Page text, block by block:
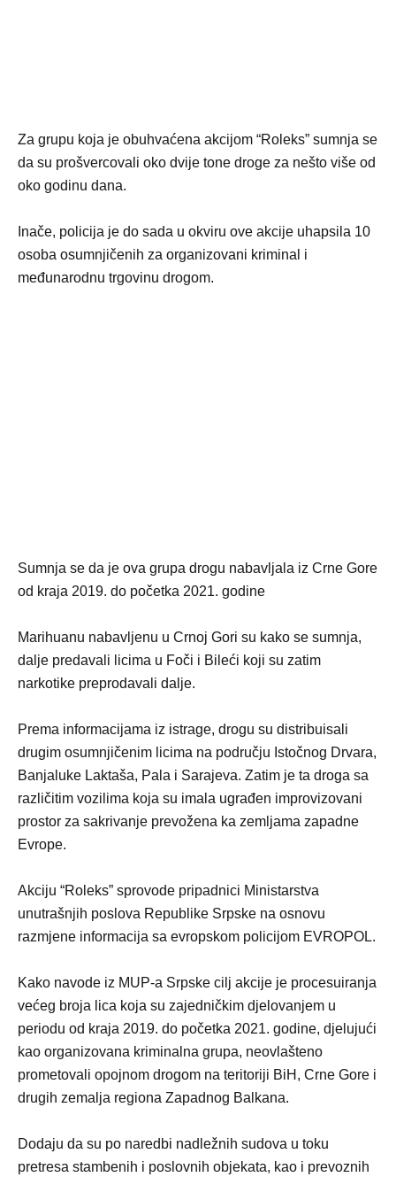
Za grupu koja je obuhvaćena akcijom “Roleks” sumnja se
da su prošvercovali oko dvije tone droge za nešto više od
oko godinu dana.
Inače, policija je do sada u okviru ove akcije uhapsila 10
osoba osumnjičenih za organizovani kriminal i
međunarodnu trgovinu drogom.
Sumnja se da je ova grupa drogu nabavljala iz Crne Gore
od kraja 2019. do početka 2021. godine
Marihuanu nabavljenu u Crnoj Gori su kako se sumnja,
dalje predavali licima u Foči i Bileći koji su zatim
narkotike preprodavali dalje.
Prema informacijama iz istrage, drogu su distribuisali
drugim osumnjičenim licima na području Istočnog Drvara,
Banjaluke Laktaša, Pala i Sarajeva. Zatim je ta droga sa
različitim vozilima koja su imala ugrađen improvizovani
prostor za sakrivanje prevožena ka zemljama zapadne
Evrope.
Akciju “Roleks” sprovode pripadnici Ministarstva
unutrašnjih poslova Republike Srpske na osnovu
razmjene informacija sa evropskom policijom EVROPOL.
Kako navode iz MUP-a Srpske cilj akcije je procesuiranja
većeg broja lica koja su zajedničkim djelovanjem u
periodu od kraja 2019. do početka 2021. godine, djelujući
kao organizovana kriminalna grupa, neovlašteno
prometovali opojnom drogom na teritoriji BiH, Crne Gore i
drugih zemalja regiona Zapadnog Balkana.
Dodaju da su po naredbi nadležnih sudova u toku
pretresa stambenih i poslovnih objekata, kao i prevoznih